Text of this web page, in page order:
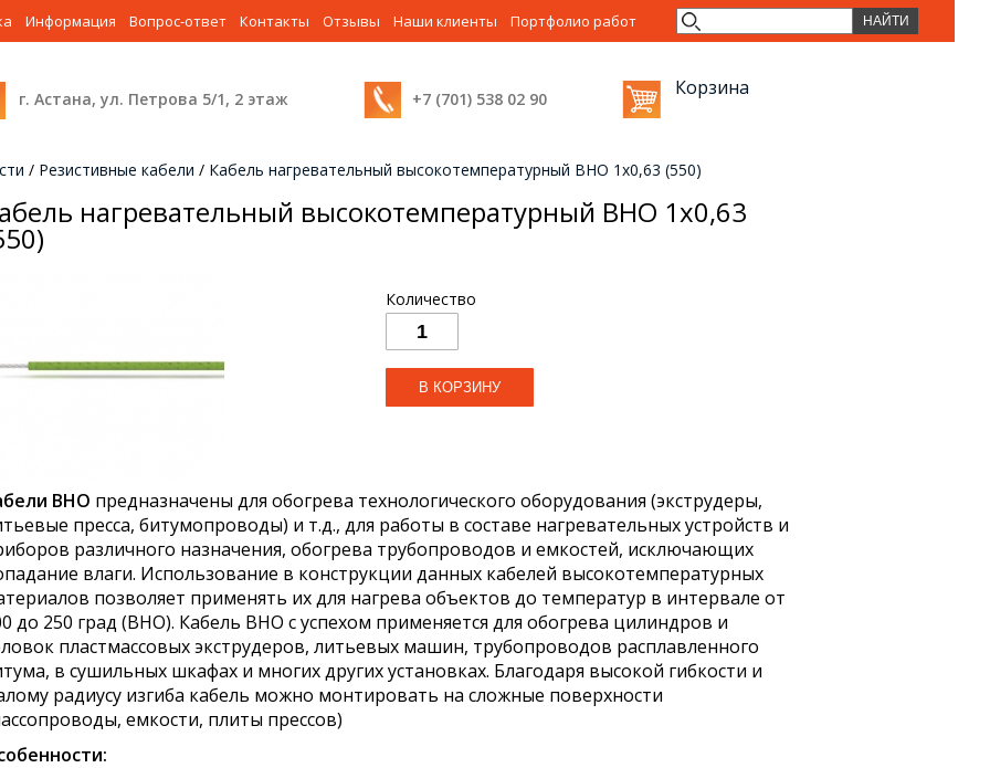
Информация Вопрос-ответ Контакты Отзывы Наши клиенты Портфолио работ
г. Астана, ул. Петрова 5/1, 2 этаж +7 (701) 538 02 90 Корзина
/ Резистивные кабели / Кабель нагревательный высокотемпературный ВНО 1х0,63 (550)
нагревательный высокотемпературный ВНО 1х0,63
Количество
ВНО предназначены для обогрева технологического оборудования (экструдеры,
пресса, битумопроводы) и т.д., для работы в составе нагревательных устройств и
различного назначения, обогрева трубопроводов и емкостей, исключающих
влаги. Использование в конструкции данных кабелей высокотемпературных
позволяет применять их для нагрева объектов до температур в интервале от
до 250 град (ВНО). Кабель ВНО с успехом применяется для обогрева цилиндров и
пластмассовых экструдеров, литьевых машин, трубопроводов расплавленного
в сушильных шкафах и многих других установках. Благодаря высокой гибкости и
радиусу изгиба кабель можно монтировать на сложные поверхности
емкости, плиты прессов)